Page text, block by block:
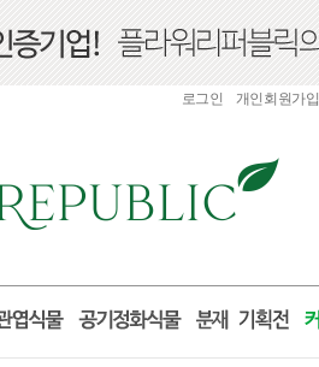
로그인 개인회원가입